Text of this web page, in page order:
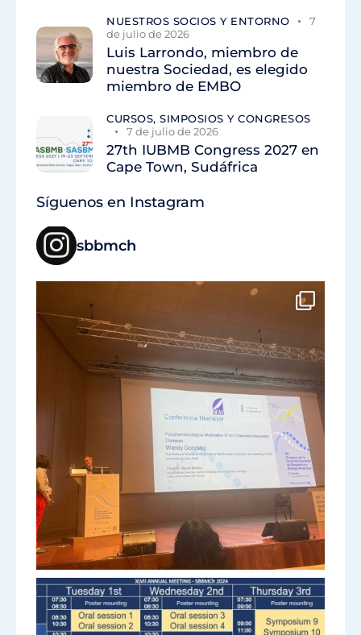
NUESTROS SOCIOS Y ENTORNO
7
de julio de 2026
Luis Larrondo, miembro de
nuestra Sociedad, es elegido
miembro de EMBO
CURSOS, SIMPOSIOS Y CONGRESOS
7 de julio de 2026
27th IUBMB Congress 2027 en
Cape Town, Sudáfrica
Síguenos en Instagram
sbbmch